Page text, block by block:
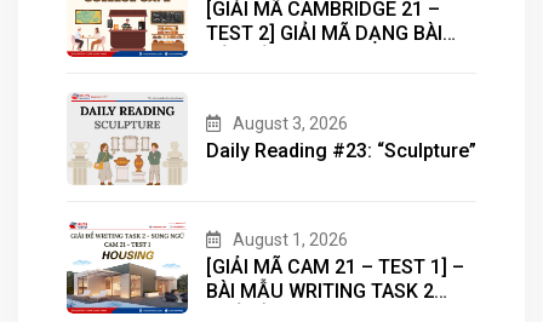
[GIẢI MÃ CAMBRIDGE 21 –
TEST 2] GIẢI MÃ DẠNG BÀI
August 3, 2026
Daily Reading #23: “Sculpture”
August 1, 2026
[GIẢI MÃ CAM 21 – TEST 1] –
BÀI MẪU WRITING TASK 2